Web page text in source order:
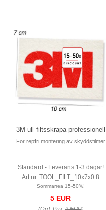
3M ull filtsskrapa professionell
För repfri montering av skyddsfilmer
Standard - Leverans 1-3 dagar!
Art nr. TOOL_FILT_10x7x0.8
Sommarrea 15-50%!
5 EUR
(Ord. Pris:9 EUR)